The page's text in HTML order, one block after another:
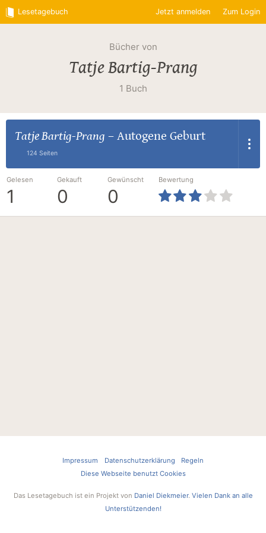
Lesetagebuch Jetzt anmelden Zum Login
Bücher von
Tatje Bartig-Prang
1 Buch
Tatje Bartig-Prang – Autogene Geburt
124 Seiten
Gelesen
1
Gekauft
0
Gewünscht
0
Bewertung
Impressum Datenschutzerklärung
Regeln
Diese Webseite benutzt Cookies
Das Lesetagebuch ist ein Projekt von Daniel Diekmeier. Vielen Dank an alle
Unterstützenden!